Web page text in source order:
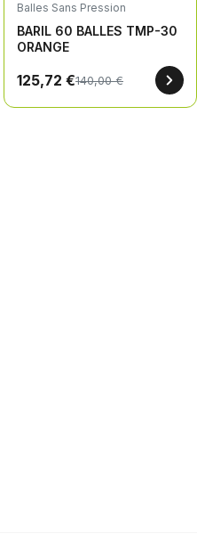
Balles Sans Pression
BARIL 60 BALLES TMP-30
ORANGE
125,72 €140,00 €